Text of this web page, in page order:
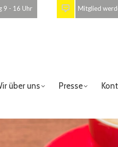
9 - 16 Uhr Mitglied
über uns Presse